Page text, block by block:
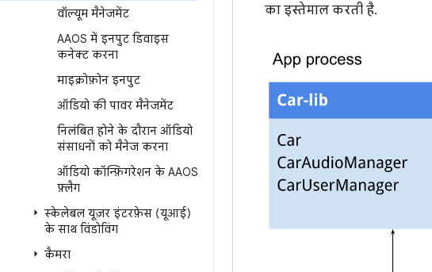
वॉल्यूम मैनेजमेंट
AAOS में इनपुट डिवाइस
कनेक्ट करना
माइक्रोफ़ोन इनपुट
ऑडियो की पावर मैनेजमेंट
निलंबित होने के दौरान ऑडियो
संसाधनों को मैनेज करना
ऑडियो कॉन्फ़िगरेशन के AAOS
फ़्लैग
स्केलेबल यूज़र इंटरफ़ेस (यूआई)
के साथ विंडोविंग
कैमरा
का इस्तेमाल करती है.